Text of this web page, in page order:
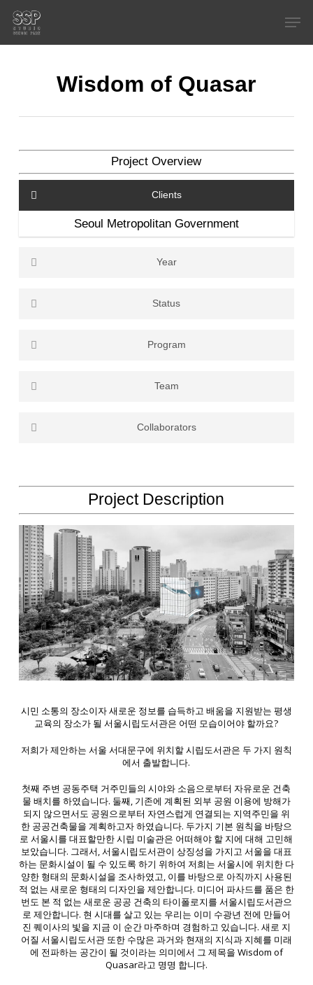
main
content
Wisdom of Quasar
Project Overview
Clients
Seoul Metropolitan Government
Year
Status
Program
Team
Jaehyun Jung
Collaborators
Project Description
시민 소통의 장소이자 새로운 정보를 습득하고 배움을 지원받는 평생
교육의 장소가 될 서울시립도서관은 어떤 모습이어야 할까요?
저희가 제안하는 서울 서대문구에 위치할 시립도서관은 두 가지 원칙
에서 출발합니다.
첫째 주변 공동주택 거주민들의 시야와 소음으로부터 자유로운 건축
물 배치를 하였습니다. 둘째, 기존에 계획된 외부 공원 이용에 방해가
되지 않으면서도 공원으로부터 자연스럽게 연결되는 지역주민을 위
한 공공건축물을 계획하고자 하였습니다. 두가지 기본 원칙을 바탕으
로 서울시를 대표할만한 시립 미술관은 어떠해야 할 지에 대해 고민해
보았습니다. 그래서, 서울시립도서관이 상징성을 가지고 서울을 대표
하는 문화시설이 될 수 있도록 하기 위하여 저희는 서울시에 위치한 다
양한 형태의 문화시설을 조사하였고, 이를 바탕으로 아직까지 사용된
적 없는 새로운 형태의 디자인을 제안합니다. 미디어 파사드를 품은 한
번도 본 적 없는 새로운 공공 건축의 타이폴로지를 서울시립도서관으
로 제안합니다. 현 시대를 살고 있는 우리는 이미 수광년 전에 만들어
진 퀘이사의 빛을 지금 이 순간 마주하며 경험하고 있습니다. 새로 지
어질 서울시립도서관 또한 수많은 과거와 현재의 지식과 지혜를 미래
에 전파하는 공간이 될 것이라는 의미에서 그 제목을 Wisdom of
Quasar라고 명명 합니다.